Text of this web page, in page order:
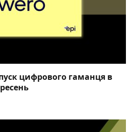
цифрового гаманця в